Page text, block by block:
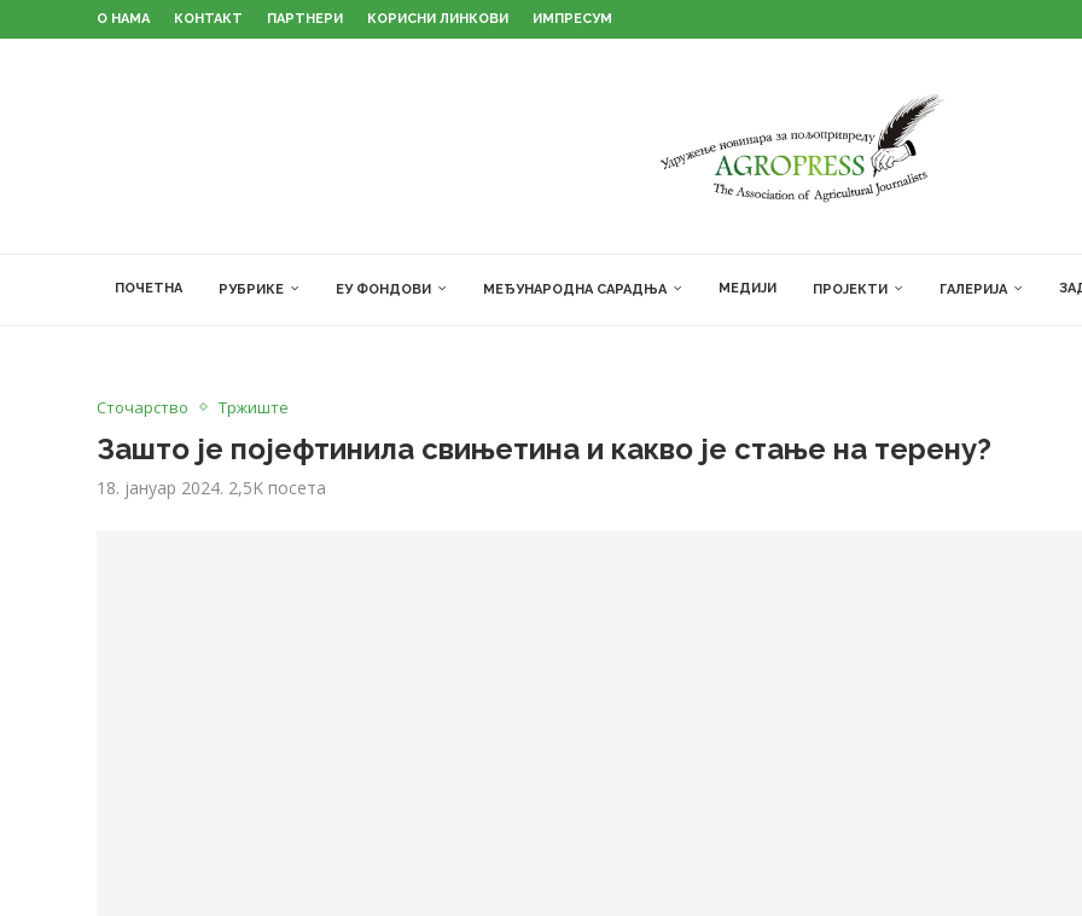
О НАМА КОНТАКТ ПАРТНЕРИ КОРИСНИ ЛИНКОВИ ИМПРЕСУМ
ПОЧЕТНА РУБРИКЕ ЕУ ФОНДОВИ МЕЂУНАРОДНА САРАДЊА МЕДИЈИ ПРОЈЕКТИ ГАЛЕРИЈА
Сточарство Тржиште
Зашто је појефтинила свињетина и какво је стање на терену?
18. јануар 2024. 2,5Kпосета